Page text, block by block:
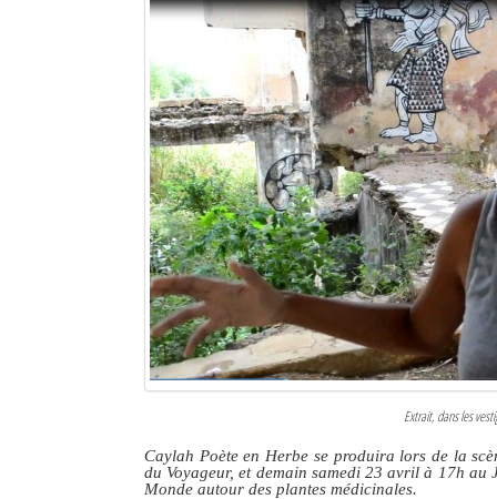
Extrait, dans les
Caylah Poète en Herbe se produira lors de la
du Voyageur, et demain samedi 23 avril à 17h
Monde autour des plantes médicinales.